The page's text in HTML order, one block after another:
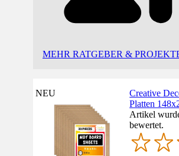
MEHR RATGEBER &
NEU
Creative
Platten
Artikel
bewertet.